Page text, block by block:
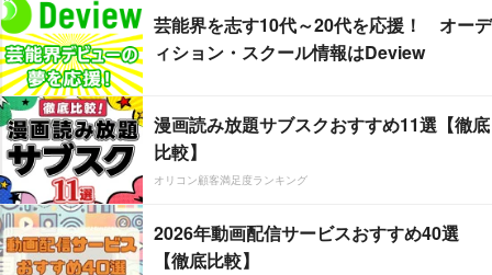
芸能界を志す10代～20代を応援！ オーデ
ィション・スクール情報はDeview
漫画読み放題サブスクおすすめ11選【徹底
比較】
オリコン顧客満足度ランキング
2026年動画配信サービスおすすめ40選
【徹底比較】